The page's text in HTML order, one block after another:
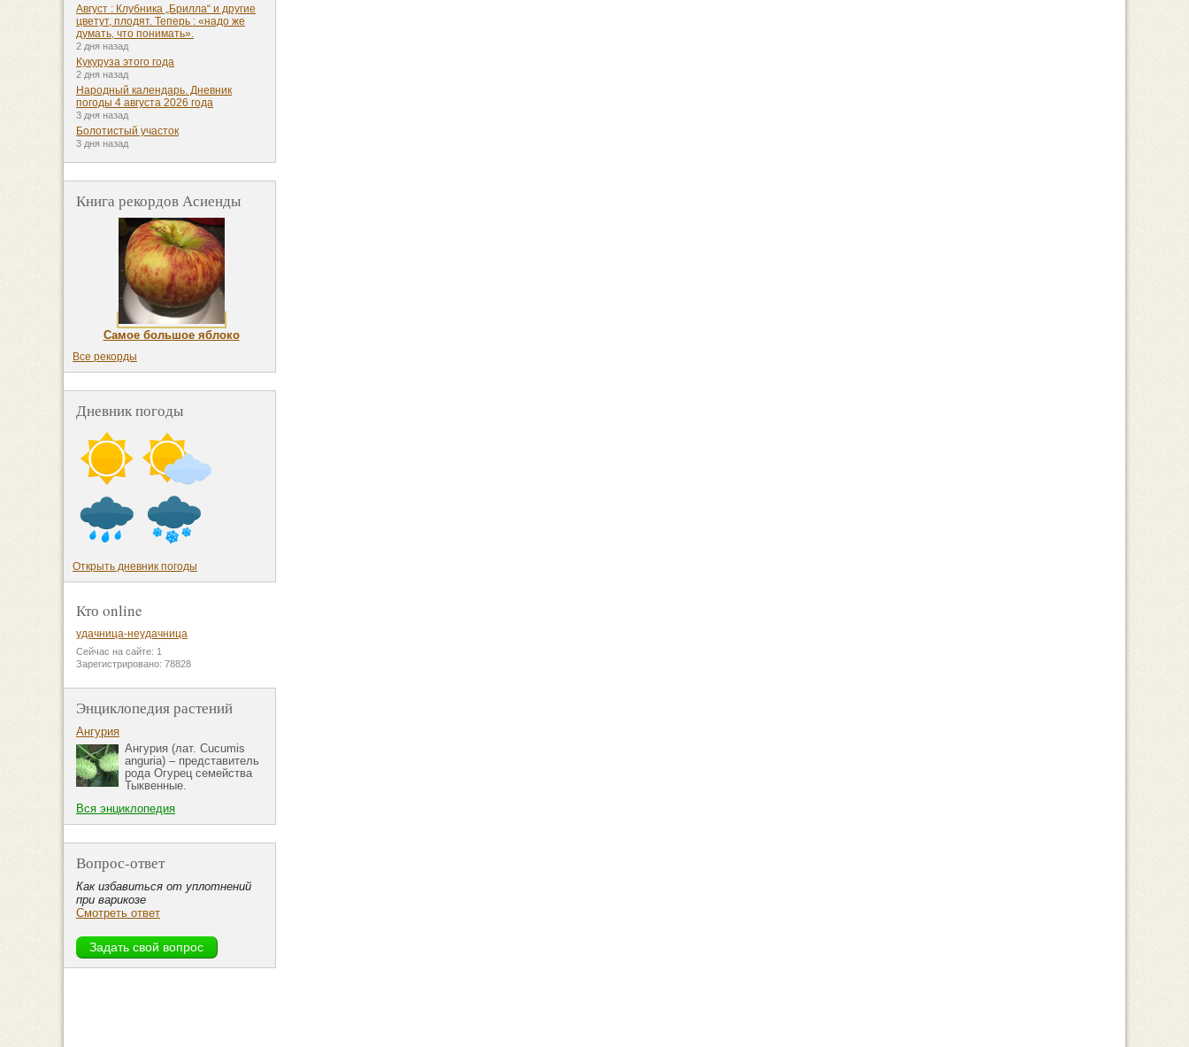
Август : Клубника „Брилла“ и другие
цветут, плодят. Теперь : «надо же
думать, что понимать».
2 дня назад
Кукуруза этого года
2 дня назад
Народный календарь. Дневник
погоды 4 августа 2026 года
3 дня назад
Болотистый участок
3 дня назад
Книга рекордов Асиенды
Самое большое яблоко
Все рекорды
Дневник погоды
Открыть дневник погоды
Кто online
удачница-неудачница
Сейчас на сайте: 1
Зарегистрировано: 78828
Энциклопедия растений
Ангурия
Ангурия (лат. Cucumis
anguria) – представитель
рода Огурец семейства
Тыквенные.
Вся энциклопедия
Вопрос-ответ
Как избавиться от уплотнений
при варикозе
Смотреть ответ